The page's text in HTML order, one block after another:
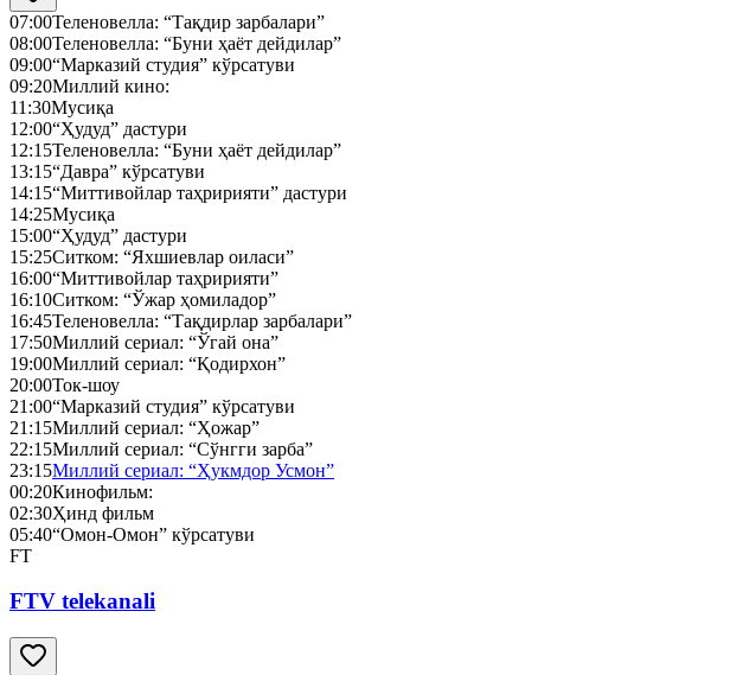
07:00Теленовелла: “Тақдир зарбалари”
08:00Теленовелла: “Буни ҳаёт дейдилар”
09:00“Марказий студия” кўрсатуви
09:20Миллий кино:
11:30Мусиқа
12:00“Ҳудуд” дастури
12:15Теленовелла: “Буни ҳаёт дейдилар”
13:15“Давра” кўрсатуви
14:15“Миттивойлар таҳририяти” дастури
14:25Мусиқа
15:00“Ҳудуд” дастури
15:25Ситком: “Яхшиевлар оиласи”
16:00“Миттивойлар таҳририяти”
16:10Ситком: “Ўжар ҳомиладор”
16:45Теленовелла: “Тақдирлар зарбалари”
17:50Миллий сериал: “Ўгай она”
19:00Миллий сериал: “Қодирхон”
20:00Ток-шоу
21:00“Марказий студия” кўрсатуви
21:15Миллий сериал: “Ҳожар”
22:15Миллий сериал: “Сўнгги зарба”
23:15Миллий сериал: “Ҳукмдор Усмон”
00:20Кинофильм:
02:30Ҳинд фильм
05:40“Омон-Омон” кўрсатуви
FT
FTV telekanali